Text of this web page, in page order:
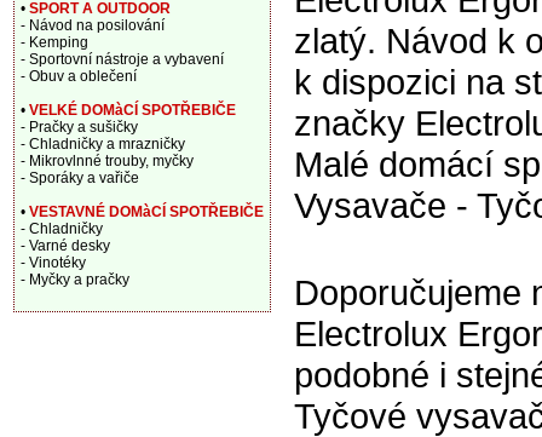
zlatý. Návod k
k dispozici na
značky
Malé domácí
Vysavače -
Doporučujeme
Electrolux
podobné i
Tyčové
• SPORT A OUTDOOR
- Návod na posilování
- Kemping
- Sportovní nástroje a vybavení
- Obuv a oblečení
• VELKÉ DOMàCÍ SPOTŘEBIČE
- Pračky a sušičky
- Chladničky a mrazničky
- Mikrovlnné trouby, myčky
- Sporáky a vařiče
• VESTAVNÉ DOMàCÍ SPOTŘEBIČE
- Chladničky
- Varné desky
- Vinotéky
- Myčky a pračky